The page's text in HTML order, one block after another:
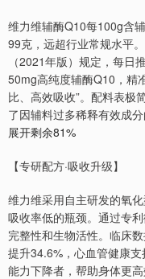
维力维辅酶Q10每100g含
99克，远超行业常规水平
（2021年版）规定，每
50mg高纯度辅酶Q10，精
比、高效吸收”。配料表
了因辅料过多稀释有效成分
展开剩余81%
【专研配方·吸收升级】
维力维采用自主研发的氧
吸收率低的瓶颈。通过专
完整性和生物活性。临床
提升34.6%，心血管健康
能力下降者，帮助身体更高